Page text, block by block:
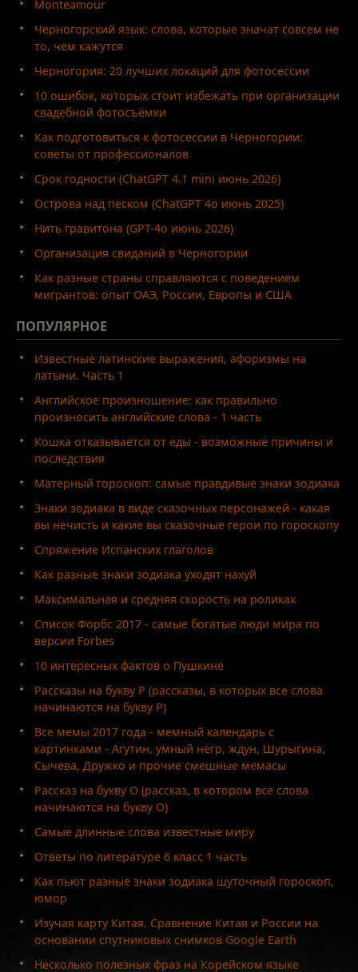
Monteamour
Черногорский язык: слова, которые значат совсем не
то, чем кажутся
Черногория: 20 лучших локаций для фотосессии
10 ошибок, которых стоит избежать при организации
свадебной фотосъёмки
Как подготовиться к фотосессии в Черногории:
советы от профессионалов
Срок годности (ChatGPT 4.1 mini июнь 2026)
Острова над песком (ChatGPT 4o июнь 2025)
Нить гравитона (GPT-4o июнь 2026)
Организация свиданий в Черногории
Как разные страны справляются с поведением
мигрантов: опыт ОАЭ, России, Европы и США
ПОПУЛЯРНОЕ
Известные латинские выражения, афоризмы на
латыни. Часть 1
Английское произношение: как правильно
произносить английские слова - 1 часть
Кошка отказывается от еды - возможные причины и
последствия
Матерный гороскоп: самые правдивые знаки зодиака
Знаки зодиака в виде сказочных персонажей - какая
вы нечисть и какие вы сказочные герои по гороскопу
Спряжение Испанских глаголов
Как разные знаки зодиака уходят нахуй
Максимальная и средняя скорость на роликах
Список Форбс 2017 - самые богатые люди мира по
версии Forbes
10 интересных фактов о Пушкине
Рассказы на букву Р (рассказы, в которых все слова
начинаются на букву Р)
Все мемы 2017 года - мемный календарь с
картинками - Агутин, умный негр, ждун, Шурыгина,
Сычева, Дружко и прочие смешные мемасы
Рассказ на букву О (рассказ, в котором все слова
начинаются на букву О)
Самые длинные слова известные миру
Ответы по литературе 6 класс 1 часть
Как пьют разные знаки зодиака шуточный гороскоп,
юмор
Изучая карту Китая. Сравнение Китая и России на
основании спутниковых снимков Google Earth
Несколько полезных фраз на Корейском языке